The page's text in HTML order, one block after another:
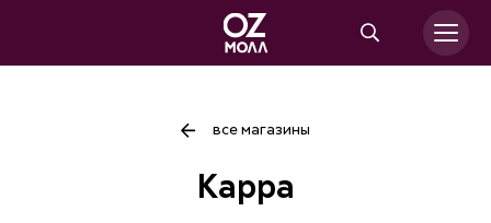
все магазины
Kappa